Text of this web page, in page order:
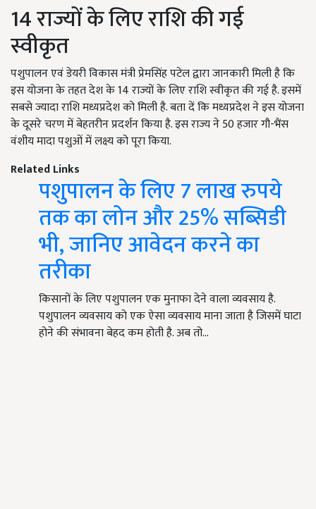
14 राज्यों के लिए राशि की गई
स्वीकृत
पशुपालन एवं डेयरी विकास मंत्री प्रेमसिंह पटेल द्वारा जानकारी मिली है कि
इस योजना के तहत देश के 14 राज्यों के लिए राशि स्वीकृत की गई है. इसमें
सबसे ज्यादा राशि मध्यप्रदेश को मिली है. बता दें कि मध्यप्रदेश ने इस योजना
के दूसरे चरण में बेहतरीन प्रदर्शन किया है. इस राज्य ने 50 हजार गौ-भैंस
वंशीय मादा पशुओं में लक्ष्य को पूरा किया.
Related Links
पशुपालन के लिए 7 लाख रुपये
तक का लोन और 25% सब्सिडी
भी, जानिए आवेदन करने का
तरीका
किसानों के लिए पशुपालन एक मुनाफा देने वाला व्यवसाय है.
पशुपालन व्यवसाय को एक ऐसा व्यवसाय माना जाता है जिसमें घाटा
होने की संभावना बेहद कम होती है. अब तो…